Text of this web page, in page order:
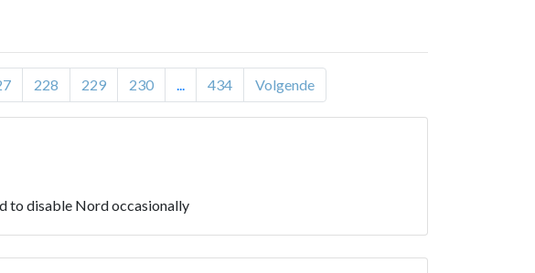
228 229 230 434 Volgende
to disable Nord occasionally